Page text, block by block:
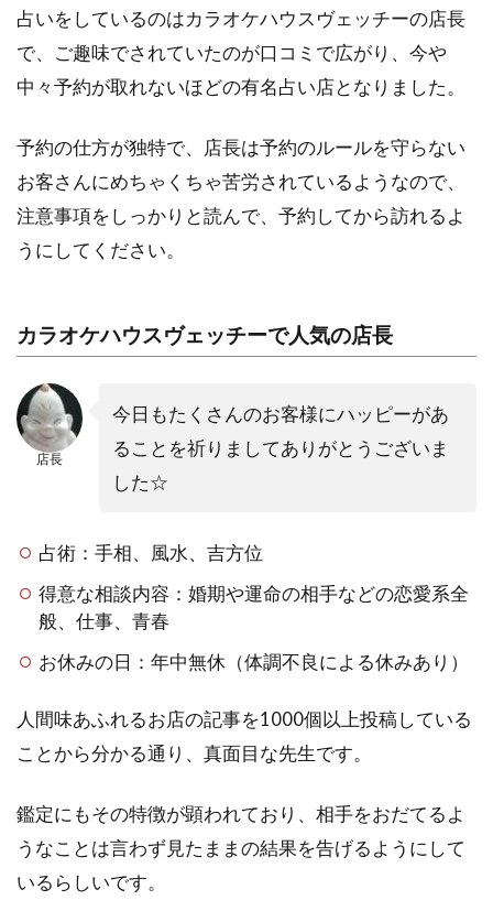
占いをしているのはカラオケハウスヴェッチーの店長
で、ご趣味でされていたのが口コミで広がり、今や
中々予約が取れないほどの有名占い店となりました。
予約の仕方が独特で、店長は予約のルールを守らない
お客さんにめちゃくちゃ苦労されているようなので、
注意事項をしっかりと読んで、予約してから訪れるよ
うにしてください。
カラオケハウスヴェッチーで人気の店長
店長
今日もたくさんのお客様にハッピーがあ
ることを祈りましてありがとうございま
した☆
占術：手相、風水、吉方位
得意な相談内容：婚期や運命の相手などの恋愛系全
般、仕事、青春
お休みの日：年中無休（体調不良による休みあり）
人間味あふれるお店の記事を1000個以上投稿している
ことから分かる通り、真面目な先生です。
鑑定にもその特徴が顕われており、相手をおだてるよ
うなことは言わず見たままの結果を告げるようにして
いるらしいです。